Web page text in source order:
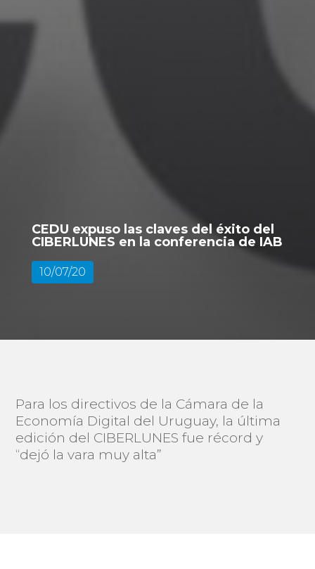
CEDU expuso las claves del éxito del
CIBERLUNES en la conferencia de IAB
10/07/20
Para los directivos de la Cámara de la
Economía Digital del Uruguay, la última
edición del CIBERLUNES fue récord y
“dejó la vara muy alta”